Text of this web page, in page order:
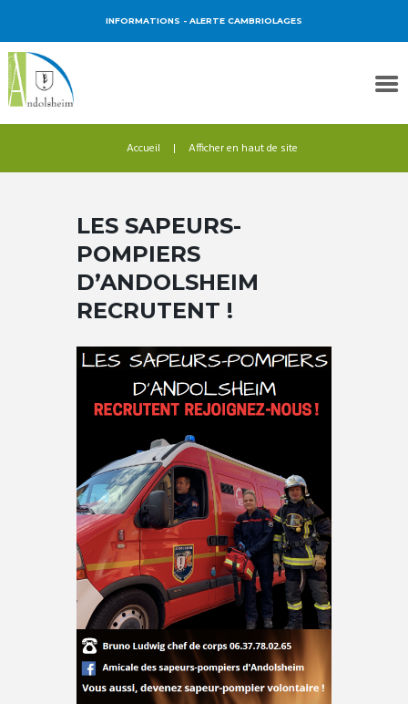
INFORMATIONS - ALERTE CAMBRIOLAGES
Accueil Afficher en haut de site
LES SAPEURS-
POMPIERS
D’ANDOLSHEIM
RECRUTENT !